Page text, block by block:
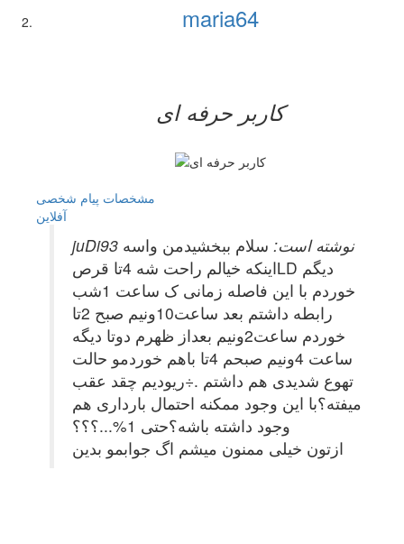
maria64
کاربر حرفه ای
مشخصات پیام شخصی
آفلاين
juDi93 نوشته است: سلام ببخشیدمن واسه
اینکه خیالم راحت شه 4تا قرصLD دیگم
خوردم با این فاصله زمانی ک ساعت 1شب
رابطه داشتم بعد ساعت10ونیم صبح 2تا
خوردم ساعت2ونیم بعداز ظهرم دوتا دیگه
ساعت 4ونیم صبحم 4تا باهم خوردمو حالت
تهوع شدیدی هم داشتم .÷ریودیم چقد عقب
میفته؟با این وجود ممکنه احتمال بارداری هم
وجود داشته باشه؟حتی 1%...؟؟؟
ازتون خیلی ممنون میشم اگ جوابمو بدین